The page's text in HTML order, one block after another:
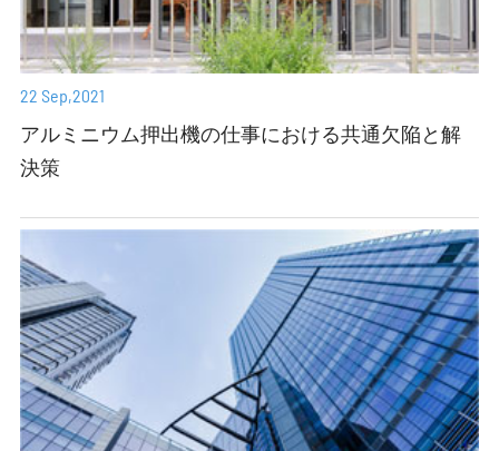
22 Sep,2021
アルミニウム押出機の仕事における共通欠陥と解
決策